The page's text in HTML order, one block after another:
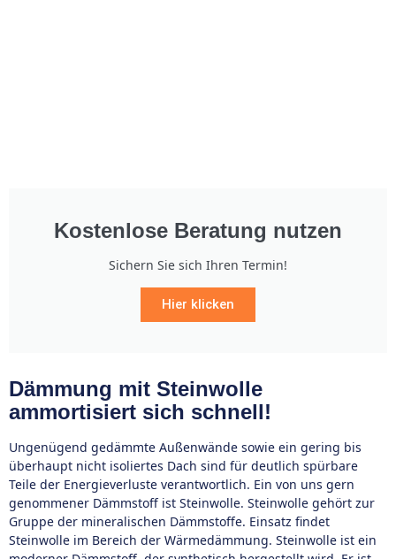
Kostenlose Beratung nutzen
Sichern Sie sich Ihren Termin!
Hier klicken
Dämmung mit Steinwolle
ammortisiert sich schnell!
Ungenügend gedämmte Außenwände sowie ein gering bis
überhaupt nicht isoliertes Dach sind für deutlich spürbare
Teile der Energieverluste verantwortlich. Ein von uns gern
genommener Dämmstoff ist Steinwolle. Steinwolle gehört zur
Gruppe der mineralischen Dämmstoffe. Einsatz findet
Steinwolle im Bereich der Wärmedämmung. Steinwolle ist ein